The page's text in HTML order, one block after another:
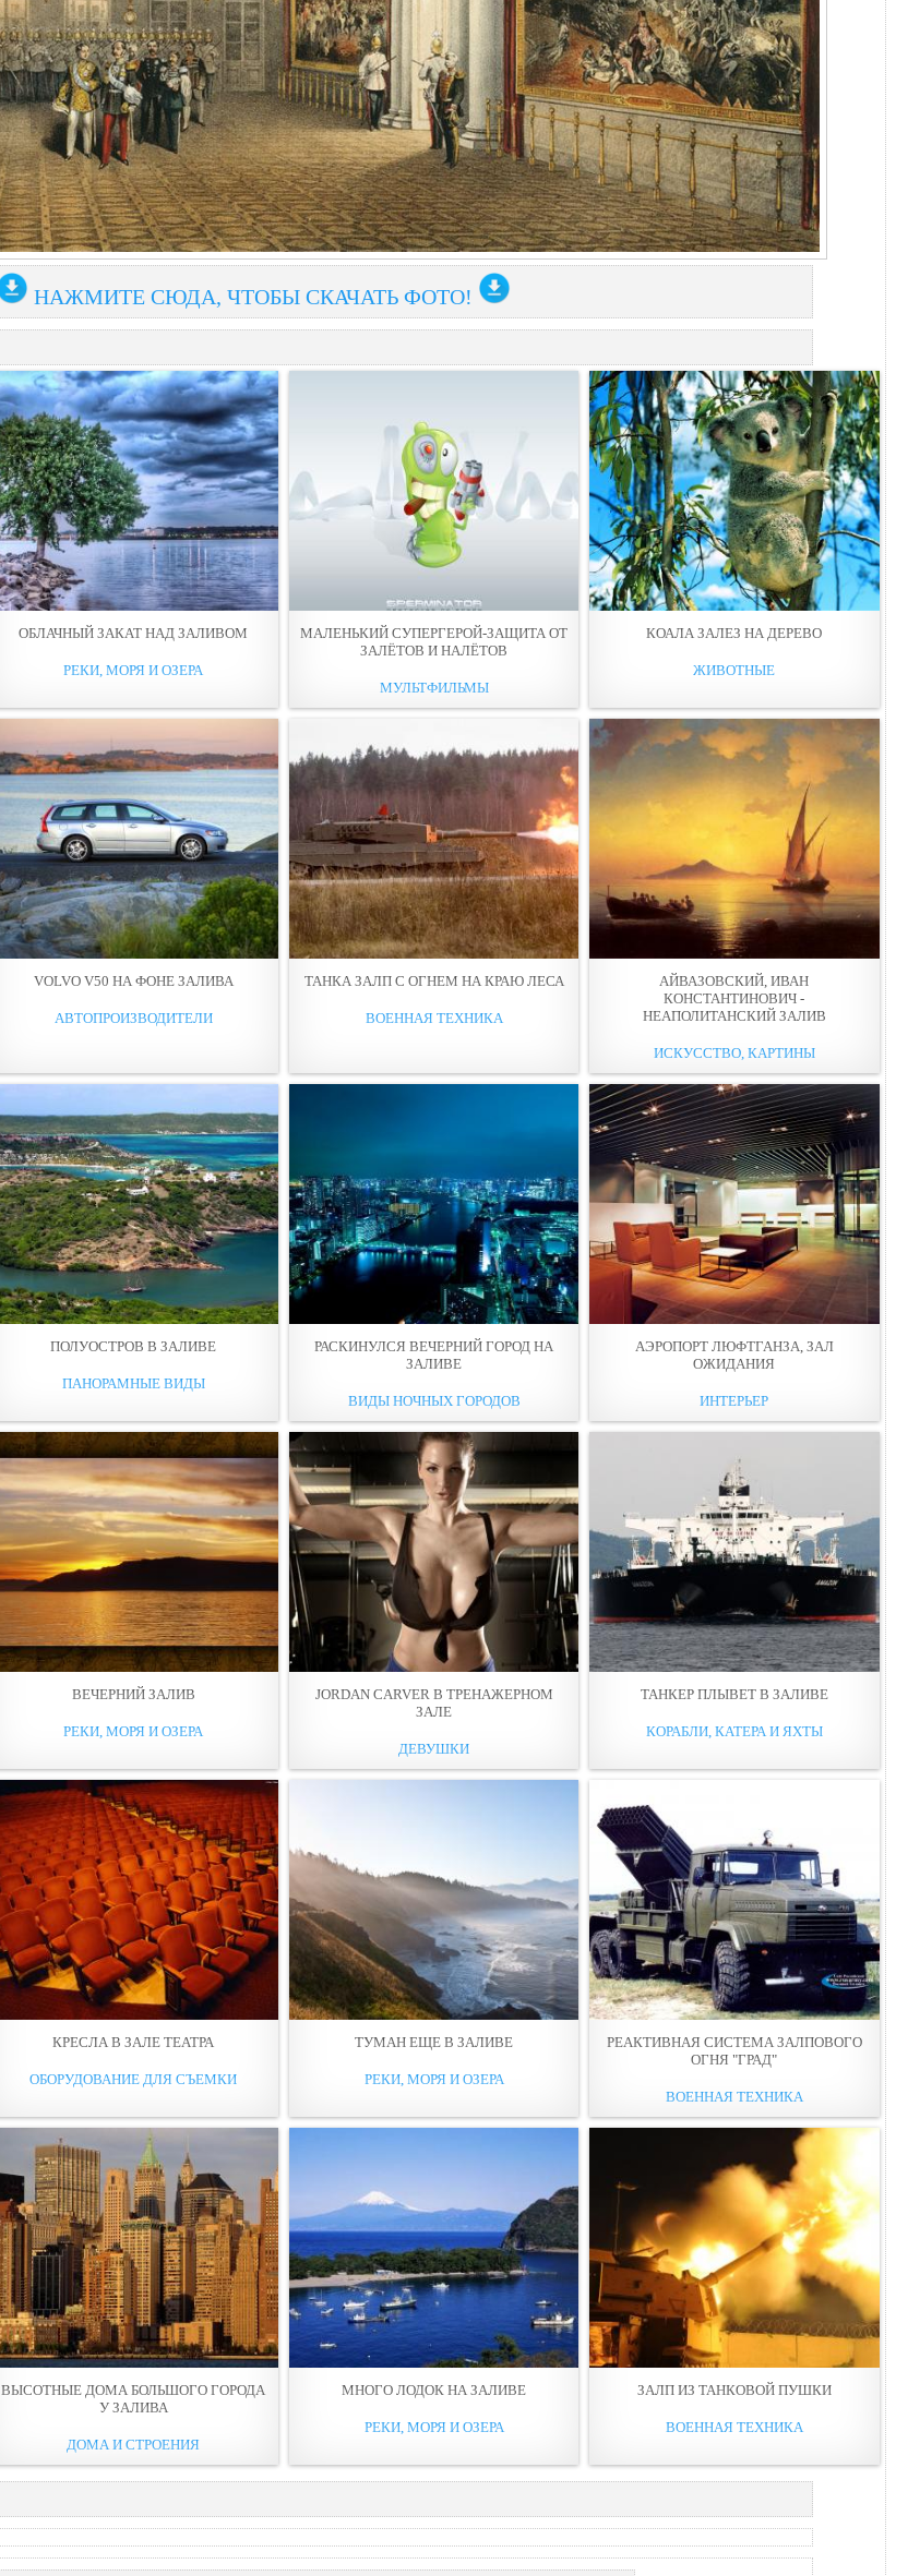
НАЖМИТЕ СЮДА, ЧТОБЫ СКАЧАТЬ ФОТО!
ОБЛАЧНЫЙ ЗАКАТ НАД ЗАЛИВОМ
РЕКИ, МОРЯ И ОЗЕРА
МАЛЕНЬКИЙ СУПЕРГЕРОЙ-ЗАЩИТА ОТ
ЗАЛЁТОВ И НАЛЁТОВ
МУЛЬТФИЛЬМЫ
КОАЛА ЗАЛЕЗ НА ДЕРЕВО
ЖИВОТНЫЕ
VOLVO V50 НА ФОНЕ ЗАЛИВА
АВТОПРОИЗВОДИТЕЛИ
ТАНКА ЗАЛП С ОГНЕМ НА КРАЮ ЛЕСА
ВОЕННАЯ ТЕХНИКА
АЙВАЗОВСКИЙ, ИВАН
КОНСТАНТИНОВИЧ -
НЕАПОЛИТАНСКИЙ ЗАЛИВ
ИСКУССТВО, КАРТИНЫ
ПОЛУOСТРОВ В ЗАЛИВЕ
ПАНОРАМНЫЕ ВИДЫ
РАСКИНУЛСЯ ВЕЧЕРНИЙ ГОРОД НА
ЗАЛИВЕ
ВИДЫ НОЧНЫХ ГОРОДОВ
АЭРОПОРТ ЛЮФТГАНЗА, ЗАЛ
ОЖИДАНИЯ
ИНТЕРЬЕР
ВЕЧЕРНИЙ ЗАЛИВ
РЕКИ, МОРЯ И ОЗЕРА
JORDAN CARVER В ТРЕНАЖЕРНОМ
ЗАЛЕ
ДЕВУШКИ
ТАНКЕР ПЛЫВЕТ В ЗАЛИВЕ
КОРАБЛИ, КАТЕРА И ЯХТЫ
КРЕСЛА В ЗАЛЕ ТЕАТРА
ОБОРУДОВАНИЕ ДЛЯ СЪЕМКИ
ТУМАН ЕЩЕ В ЗАЛИВЕ
РЕКИ, МОРЯ И ОЗЕРА
РЕАКТИВНАЯ СИСТЕМА ЗАЛПОВОГО
ОГНЯ "ГРАД"
ВОЕННАЯ ТЕХНИКА
ВЫСОТНЫЕ ДОМА БОЛЬШОГО ГОРОДА
У ЗАЛИВА
ДОМА И СТРОЕНИЯ
МНОГО ЛОДОК НА ЗАЛИВЕ
РЕКИ, МОРЯ И ОЗЕРА
ЗАЛП ИЗ ТАНКОВОЙ ПУШКИ
ВОЕННАЯ ТЕХНИКА